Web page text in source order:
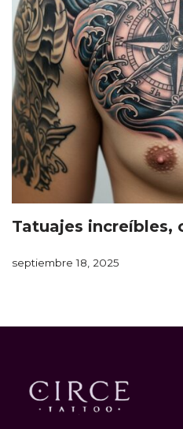
Tatuajes increíbles,
septiembre 18, 2025